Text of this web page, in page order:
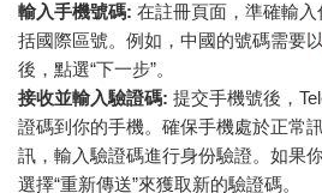
輸入手機號碼: 在註冊頁面，準確輸
括國際區號。例如，中國的號碼需要以
後，點選“下一步”。
接收並輸入驗證碼: 提交手機號後，
證碼到你的手機。確保手機處於正常
訊，輸入驗證碼進行身份驗證。如果
選擇“重新傳送”來獲取新的驗證碼。